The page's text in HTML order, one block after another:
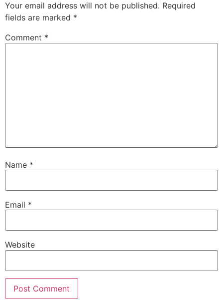
Your email address will not be published. Required
fields are marked *
Comment *
Name *
Email *
Website